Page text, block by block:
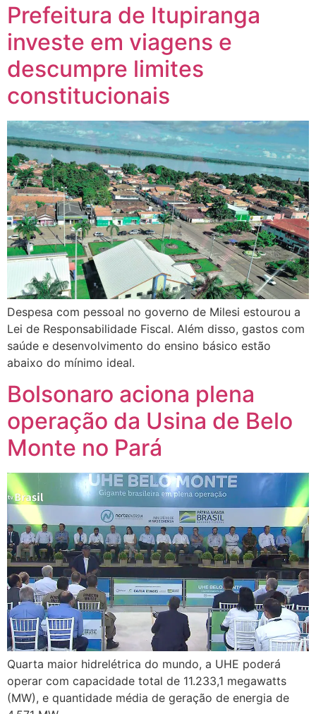
Prefeitura de Itupiranga
investe em viagens e
descumpre limites
constitucionais
Despesa com pessoal no governo de Milesi estourou a
Lei de Responsabilidade Fiscal. Além disso, gastos com
saúde e desenvolvimento do ensino básico estão
abaixo do mínimo ideal.
Bolsonaro aciona plena
operação da Usina de Belo
Monte no Pará
Quarta maior hidrelétrica do mundo, a UHE poderá
operar com capacidade total de 11.233,1 megawatts
(MW), e quantidade média de geração de energia de